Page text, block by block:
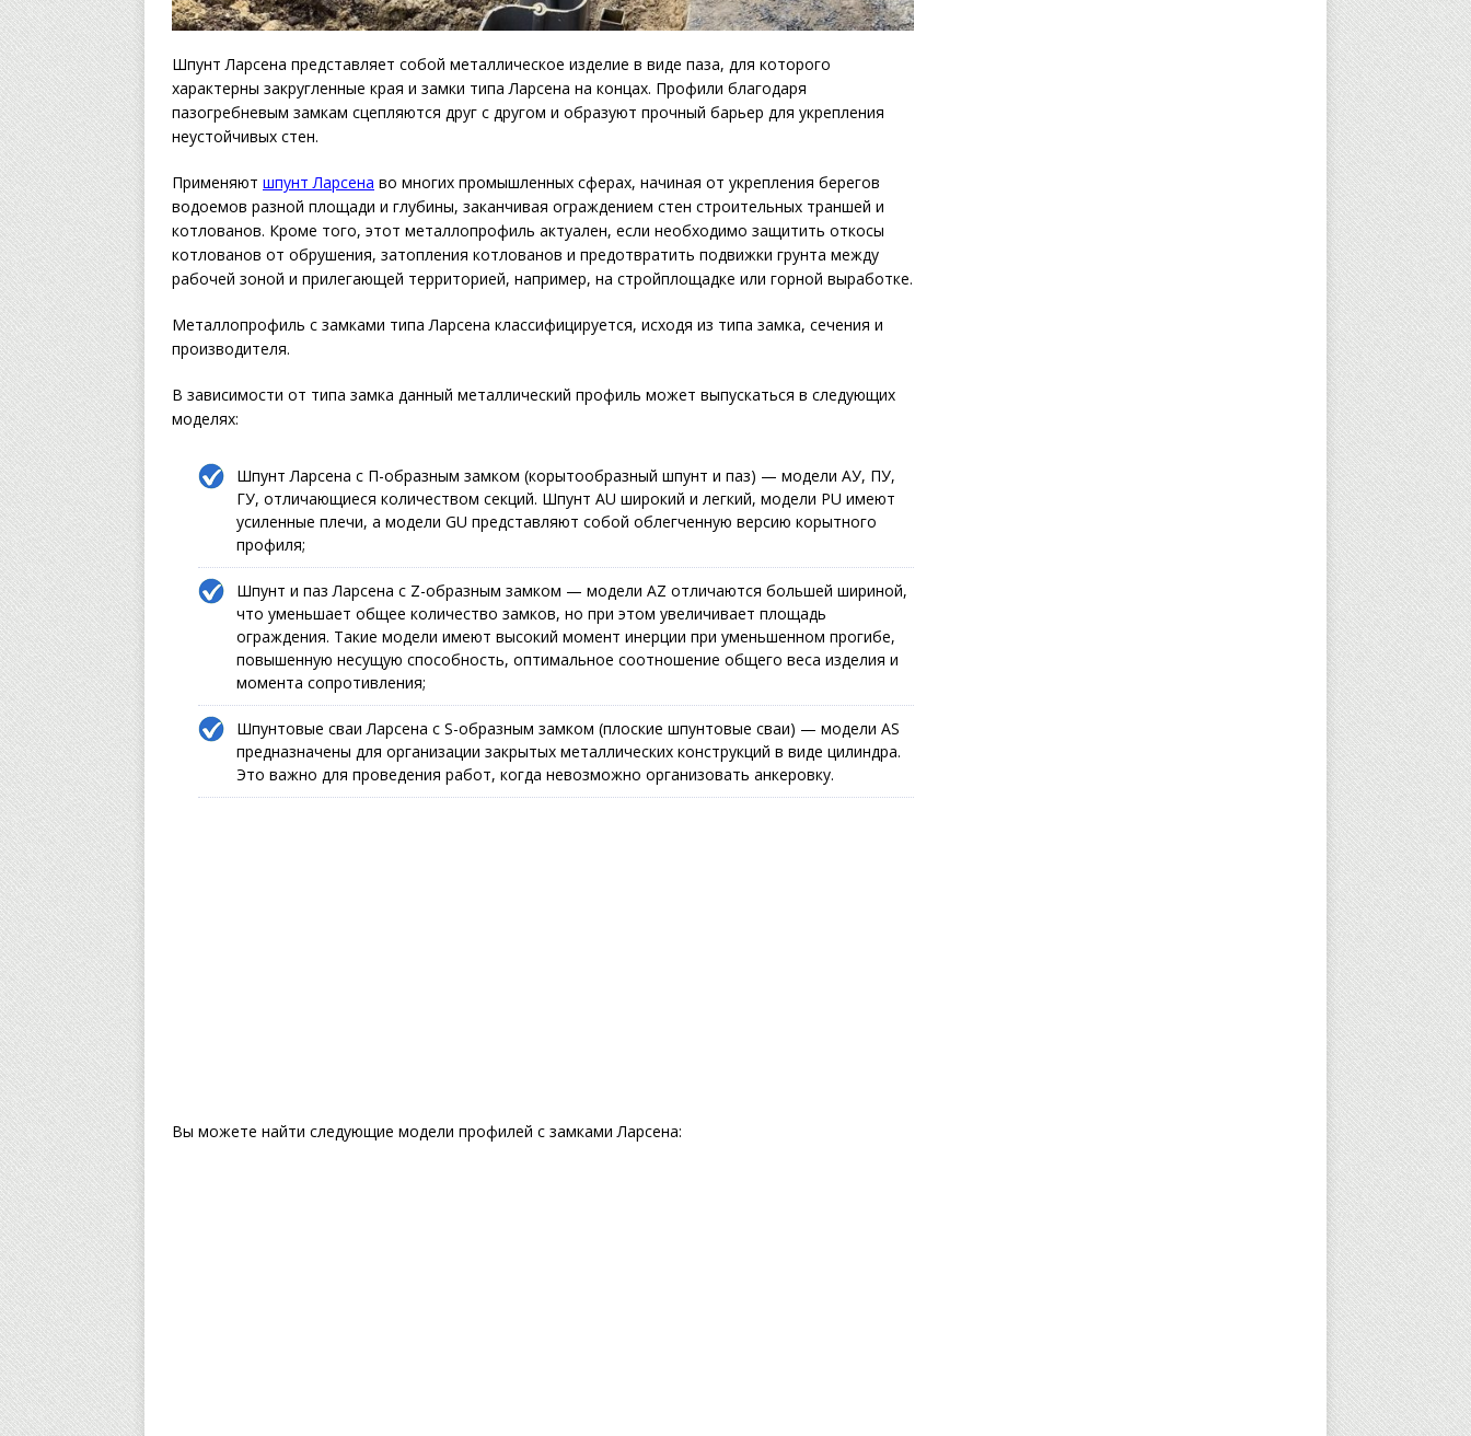
Шпунт Ларсена представляет собой металлическое изделие в виде паза, для которого
характерны закругленные края и замки типа Ларсена на концах. Профили благодаря
пазогребневым замкам сцепляются друг с другом и образуют прочный барьер для укрепления
неустойчивых стен.
Применяют шпунт Ларсена во многих промышленных сферах, начиная от укрепления берегов
водоемов разной площади и глубины, заканчивая ограждением стен строительных траншей и
котлованов. Кроме того, этот металлопрофиль актуален, если необходимо защитить откосы
котлованов от обрушения, затопления котлованов и предотвратить подвижки грунта между
рабочей зоной и прилегающей территорией, например, на стройплощадке или горной выработке.
Металлопрофиль с замками типа Ларсена классифицируется, исходя из типа замка, сечения и
производителя.
В зависимости от типа замка данный металлический профиль может выпускаться в следующих
моделях:
Шпунт Ларсена с П-образным замком (корытообразный шпунт и паз) — модели АУ, ПУ,
ГУ, отличающиеся количеством секций. Шпунт AU широкий и легкий, модели PU имеют
усиленные плечи, а модели GU представляют собой облегченную версию корытного
профиля;
Шпунт и паз Ларсена с Z-образным замком — модели AZ отличаются большей шириной,
что уменьшает общее количество замков, но при этом увеличивает площадь
ограждения. Такие модели имеют высокий момент инерции при уменьшенном прогибе,
повышенную несущую способность, оптимальное соотношение общего веса изделия и
момента сопротивления;
Шпунтовые сваи Ларсена с S-образным замком (плоские шпунтовые сваи) — модели AS
предназначены для организации закрытых металлических конструкций в виде цилиндра.
Это важно для проведения работ, когда невозможно организовать анкеровку.
Вы можете найти следующие модели профилей с замками Ларсена: